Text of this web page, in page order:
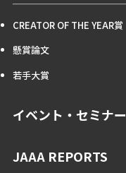
CREATOR OF THE YEAR賞
懸賞論文
若手大賞
イベント・セミナー
JAAA REPORTS